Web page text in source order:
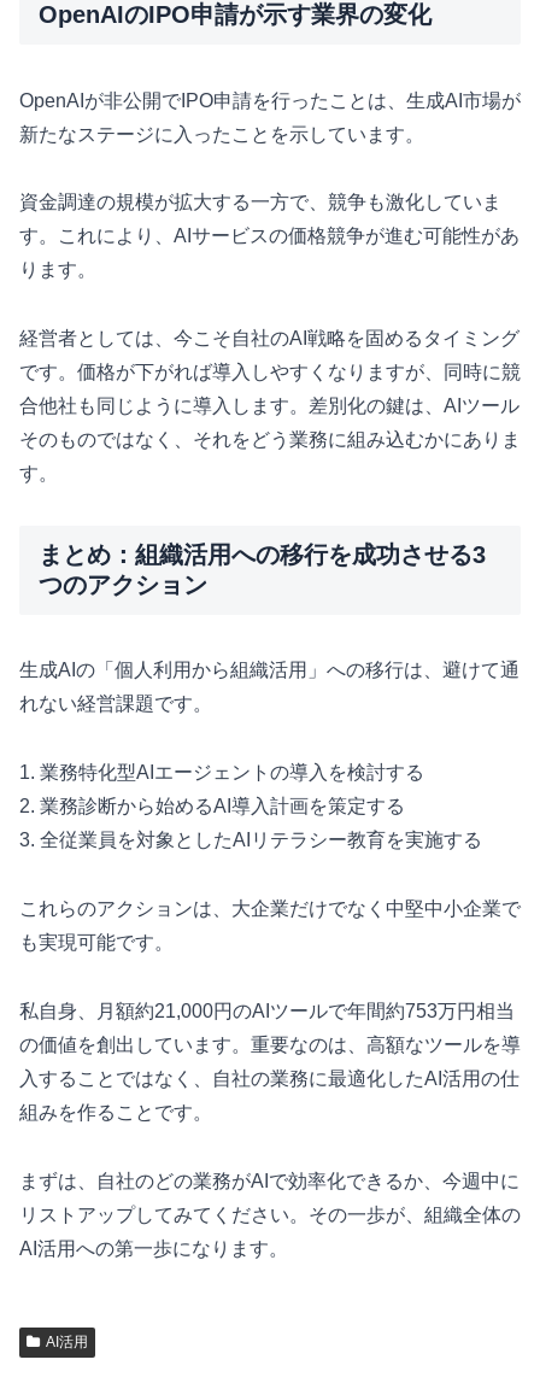
OpenAIのIPO申請が示す業界の変化
OpenAIが非公開でIPO申請を行ったことは、生成AI市場が
新たなステージに入ったことを示しています。
資金調達の規模が拡大する一方で、競争も激化していま
す。これにより、AIサービスの価格競争が進む可能性があ
ります。
経営者としては、今こそ自社のAI戦略を固めるタイミング
です。価格が下がれば導入しやすくなりますが、同時に競
合他社も同じように導入します。差別化の鍵は、AIツール
そのものではなく、それをどう業務に組み込むかにありま
す。
まとめ：組織活用への移行を成功させる3
つのアクション
生成AIの「個人利用から組織活用」への移行は、避けて通
れない経営課題です。
1. 業務特化型AIエージェントの導入を検討する
2. 業務診断から始めるAI導入計画を策定する
3. 全従業員を対象としたAIリテラシー教育を実施する
これらのアクションは、大企業だけでなく中堅中小企業で
も実現可能です。
私自身、月額約21,000円のAIツールで年間約753万円相当
の価値を創出しています。重要なのは、高額なツールを導
入することではなく、自社の業務に最適化したAI活用の仕
組みを作ることです。
まずは、自社のどの業務がAIで効率化できるか、今週中に
リストアップしてみてください。その一歩が、組織全体の
AI活用への第一歩になります。
AI活用